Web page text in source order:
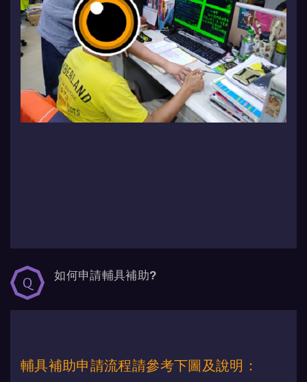
如何申請輔具補助?
輔具補助申請流程請參考下圖及說明：